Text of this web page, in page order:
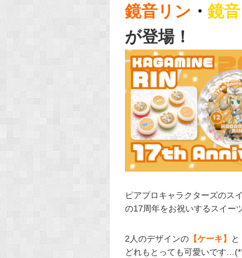
o
o
k
鏡音リン ・ 鏡
が登場！
ピアプロキャラクターズのス
の17周年をお祝いするスイー
2人のデザインの 【ケーキ】 と
どれもとっても可愛いです